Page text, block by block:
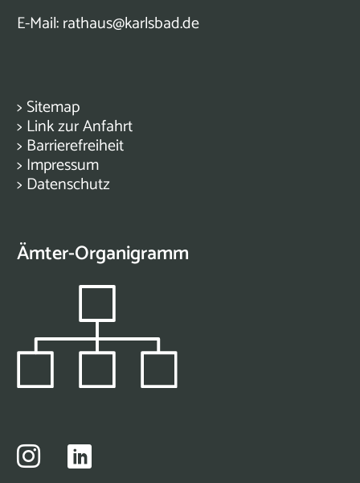
E-Mail:rathaus@karlsbad.de
> Sitemap
> Link zur Anfahrt
> Barrierefreiheit
> Impressum
> Datenschutz
Ämter-Organigramm